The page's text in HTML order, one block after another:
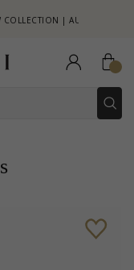
| AURA